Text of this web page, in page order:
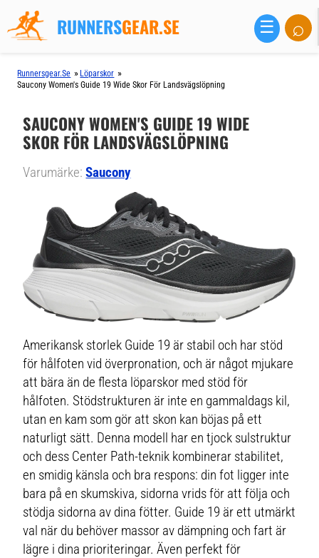
RUNNERSGEAR.SE ☰ ⌕
Runnersgear.se » Löparskor »
Saucony Women's Guide 19 Wide Skor För Landsvägslöpning
SAUCONY WOMEN'S GUIDE 19 WIDE
SKOR FÖR LANDSVÄGSLÖPNING
Varumärke:Saucony
Amerikansk storlek Guide 19 är stabil och har stöd
för hålfoten vid överpronation, och är något mjukare
att bära än de flesta löparskor med stöd för
hålfoten. Stödstrukturen är inte en gammaldags kil,
utan en kam som gör att skon kan böjas på ett
naturligt sätt. Denna modell har en tjock sulstruktur
och dess Center Path-teknik kombinerar stabilitet,
en smidig känsla och bra respons: din fot ligger inte
bara på en skumskiva, sidorna vrids för att följa och
stödja sidorna av dina fötter. Guide 19 är ett utmärkt
val när du behöver massor av dämpning och fart är
lägre i dina prioriteringar. Även perfekt för